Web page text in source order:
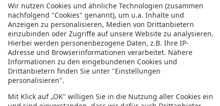
Irland Rundreise
Island Rundreisen
Schottland Rundreise
Andalusien Rundreisen
Portugal Rundreisen
Italien Rundreise
Toskana Rundreise